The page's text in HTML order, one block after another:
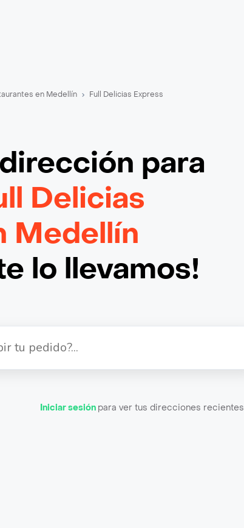
en Medellín Full Delicias Express
para
Delicias
Medellín
lo llevamos!
Iniciar sesión para ver tus direcciones recientes